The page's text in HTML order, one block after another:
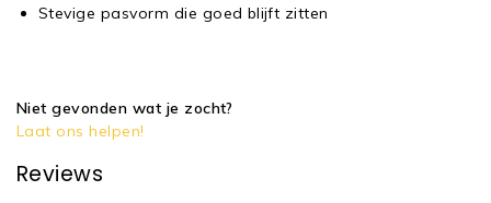
Stevige pasvorm die goed blijft zitten
Niet gevonden wat je zocht?
Laat ons helpen!
Reviews